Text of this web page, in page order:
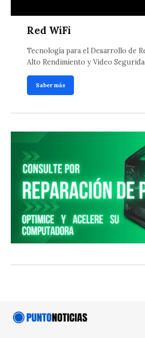
Red WiFi
Tecnología para el Desarrollo de
Alto Rendimiento y Video
Saber más